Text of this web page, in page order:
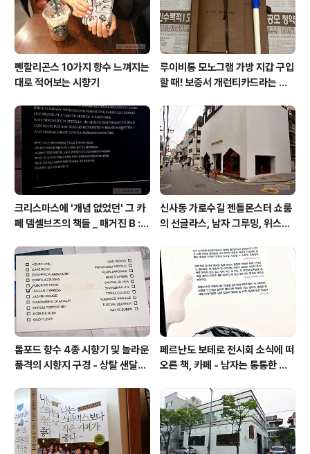
민센터 근처..
펜할리곤스 10가지 향수 느껴지는
대로 적어보는 시향기
루이비통 모노그램 가방 지갑 구입
할 때! 보증서 개런티카드라는 것
크리스마스에 '개념 없었던' 그 카
페 뎀셀브즈의 책들 _ 매거진 B :
커피
신사동 가로수길 젠틀몬스터 쇼룸
의 선글라스, 남자 그루밍, 위스키
톰포드 향수 4종 시향기 및 놀라운
품격의 시향지 구경 - 상탈 샌달우
노
페르난도 보테로 전시회 소식에 떠
오른 책, 카페 - 남자는 통통한 여